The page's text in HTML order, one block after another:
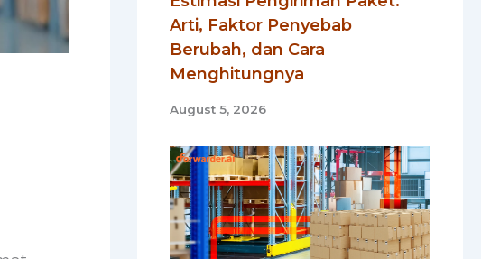
Arti, Faktor Penyebab
Berubah, dan Cara
Menghitungnya
August 5, 2026